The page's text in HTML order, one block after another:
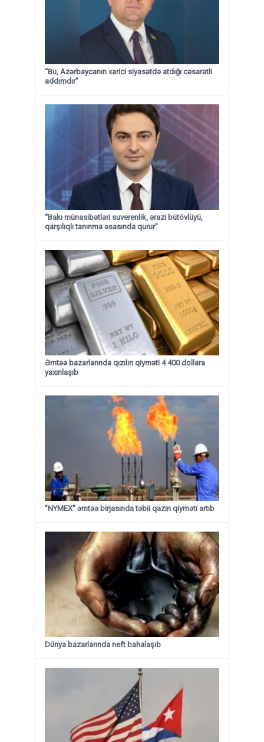
“Bu, Azərbaycanın xarici siyasətdə atdığı cəsarətli
addımdır”
“Bakı münasibətləri suverenlik, ərazi bütövlüyü,
qarşılıqlı tanınma əsasında qurur”
Əmtəə bazarlarında qızılın qiyməti 4 400 dollara
yaxınlaşıb
"NYMEX" əmtəə birjasında təbii qazın qiyməti artıb
Dünya bazarlarında neft bahalaşıb